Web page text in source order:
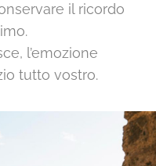
il ricordo
l’emozione
tutto vostro.